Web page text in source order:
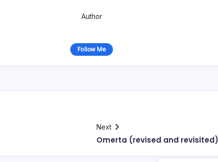
Author
Follow Me
Next
Omerta (revised and revisited)